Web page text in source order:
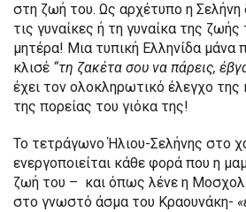
στη ζωή του. Ως αρχέτυπο η Σελήνη
τις γυναίκες ή τη γυναίκα της ζωής
μητέρα! Μια τυπική Ελληνίδα μάνα
κλισέ “τη ζακέτα σου να πάρεις,
έχει τον ολοκληρωτικό έλεγχο της
της πορείας του γιόκα της!
Το τετράγωνο Ήλιου-Σελήνης στο
ενεργοποιείται κάθε φορά που η
ζωή του – και όπως λένε η
στο γνωστό άσμα του Κραουνάκη-